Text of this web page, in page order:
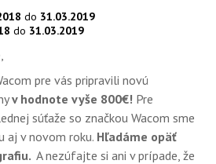
OBCHOD
do 31.03.2019
do 31.03.2019
pre vás pripravili novú
v hodnote vyše 800€! Pre
súťaže so značkou Wacom sme
aj v novom roku. Hľadáme opäť
A nezúfajte si ani v prípade, že